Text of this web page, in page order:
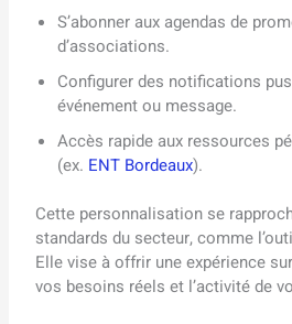
S’abonner aux agendas de
d’associations.
Configurer des notifications
événement ou message.
Accès rapide aux ressources
(ex. ENT Bordeaux).
Cette personnalisation se
standards du secteur, comme
Elle vise à offrir une expérience
vos besoins réels et l’activité de